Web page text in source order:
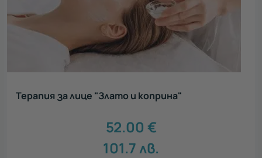
Терапия за лице "Злато и коприна"
52.00 €
101.7лв.